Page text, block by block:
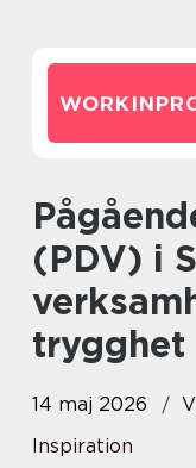
Pågående dödligt våld
(PDV) i
trygghet
14 maj 2026
Inspiration